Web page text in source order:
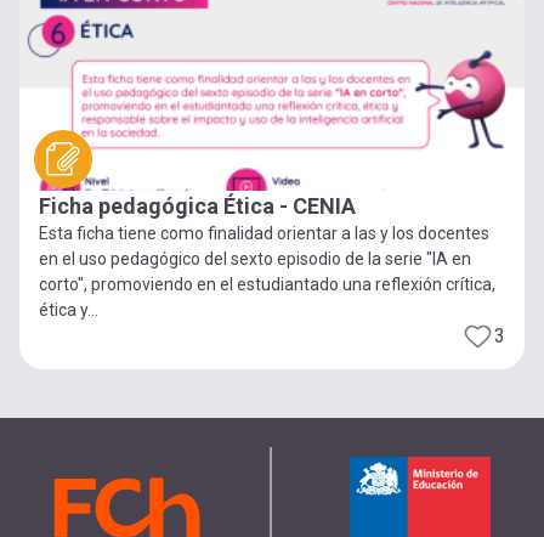
Ficha pedagógica Ética - CENIA
Esta ficha tiene como finalidad orientar a las y los docentes
en el uso pedagógico del sexto episodio de la serie "IA en
corto", promoviendo en el estudiantado una reflexión crítica,
ética y...
3